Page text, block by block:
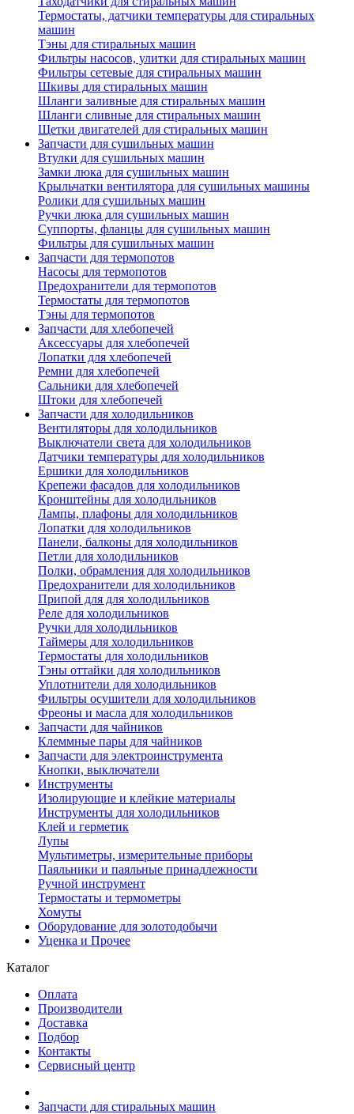
Термостаты, датчики температуры для стиральных
машин
Тэны для стиральных машин
Фильтры насосов, улитки для стиральных машин
Фильтры сетевые для стиральных машин
Шкивы для стиральных машин
Шланги заливные для стиральных машин
Шланги сливные для стиральных машин
Щетки двигателей для стиральных машин
Запчасти для сушильных машин
Втулки для сушильных машин
Замки люка для сушильных машин
Крыльчатки вентилятора для сушильных машины
Ролики для сушильных машин
Ручки люка для сушильных машин
Суппорты, фланцы для сушильных машин
Фильтры для сушильных машин
Запчасти для термопотов
Насосы для термопотов
Предохранители для термопотов
Термостаты для термопотов
Тэны для термопотов
Запчасти для хлебопечей
Аксессуары для хлебопечей
Лопатки для хлебопечей
Ремни для хлебопечей
Сальники для хлебопечей
Штоки для хлебопечей
Запчасти для холодильников
Вентиляторы для холодильников
Выключатели света для холодильников
Датчики температуры для холодильников
Ершики для холодильников
Крепежи фасадов для холодильников
Кронштейны для холодильников
Лампы, плафоны для холодильников
Лопатки для холодильников
Панели, балконы для холодильников
Петли для холодильников
Полки, обрамления для холодильников
Предохранители для холодильников
Припой для для холодильников
Реле для холодильников
Ручки для холодильников
Таймеры для холодильников
Термостаты для холодильников
Тэны оттайки для холодильников
Уплотнители для холодильников
Фильтры осушители для холодильников
Фреоны и масла для холодильников
Запчасти для чайников
Клеммные пары для чайников
Запчасти для электроинструмента
Кнопки, выключатели
Инструменты
Изолирующие и клейкие материалы
Инструменты для холодильников
Клей и герметик
Лупы
Мультиметры, измерительные приборы
Паяльники и паяльные принадлежности
Ручной инструмент
Термостаты и термометры
Хомуты
Оборудование для золотодобычи
Уценка и Прочее
Каталог
Оплата
Производители
Доставка
Подбор
Контакты
Сервисный центр
Запчасти для стиральных машин